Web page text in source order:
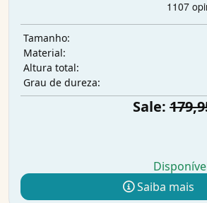
Tamanho:
Material:
Altura total:
Grau de dureza:
Sale:
Saiba mais